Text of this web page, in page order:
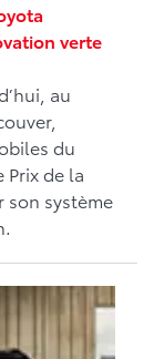
verte
au
du
Prix de la
son système